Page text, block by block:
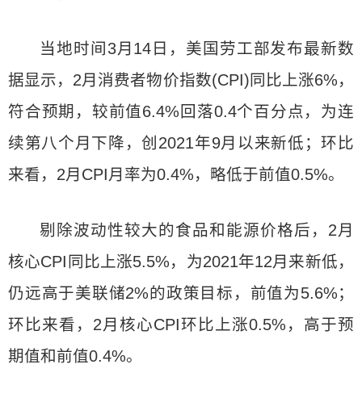
当地时间3月14日，美国劳工部发布最新数
据显示，2月消费者物价指数(CPI)同比上涨6%，
符合预期，较前值6.4%回落0.4个百分点，为连
续第八个月下降，创2021年9月以来新低；环比
来看，2月CPI月率为0.4%，略低于前值0.5%。
剔除波动性较大的食品和能源价格后，2月
核心CPI同比上涨5.5%，为2021年12月来新低，
仍远高于美联储2%的政策目标，前值为5.6%；
环比来看，2月核心CPI环比上涨0.5%，高于预
期值和前值0.4%。